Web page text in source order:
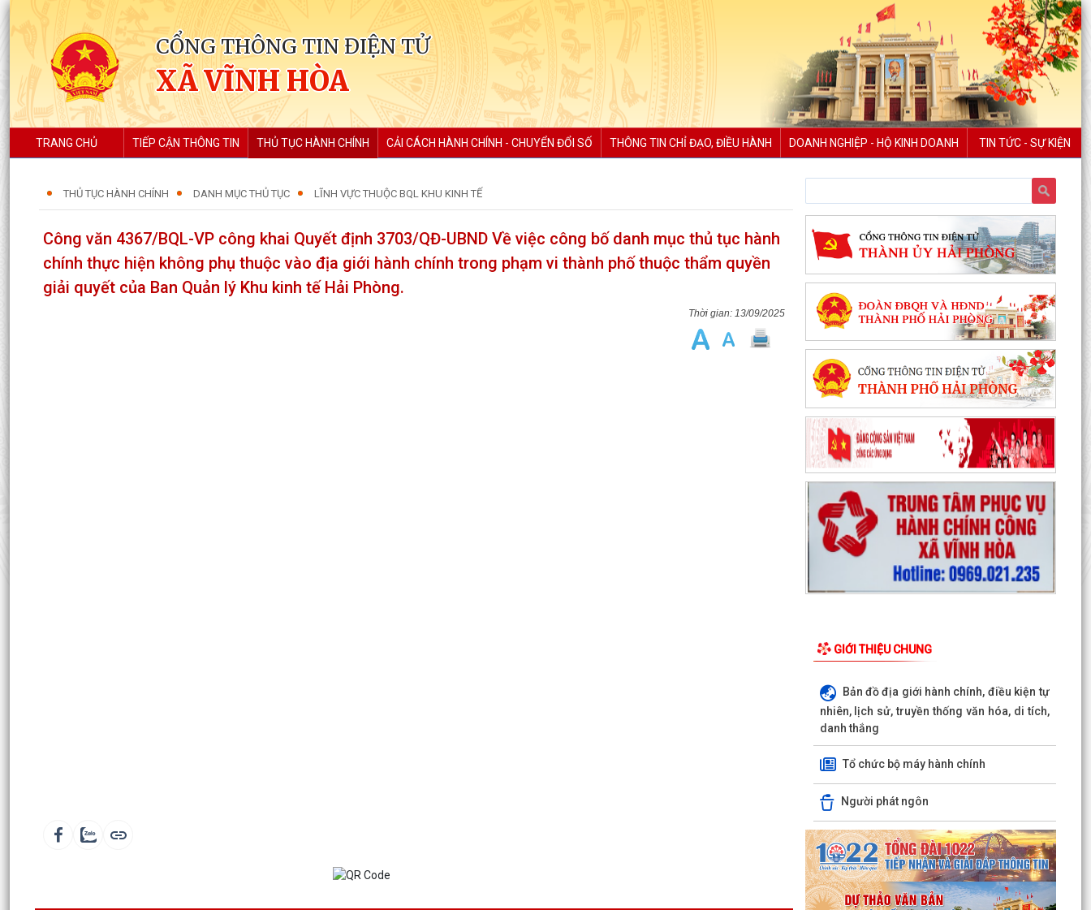
CỔNG THÔNG TIN ĐIỆN TỬ
XÃ VĨNH HÒA
TRANG CHỦ TIẾP CẬN THÔNG TIN THỦ TỤC HÀNH CHÍNH CẢI CÁCH HÀNH CHÍNH - CHUYỂN ĐỔI SỐ THÔNG TIN CHỈ ĐẠO, ĐIỀU HÀNH DOANH NGHIỆP - HỘ KINH DOANH TIN TỨC - SỰ KIỆN
THỦ TỤC HÀNH CHÍNH DANH MỤC THỦ TỤC LĨNH VỰC THUỘC BQL KHU KINH TẾ
Công văn 4367/BQL-VP công khai Quyết định 3703/QĐ-UBND Về việc công bố danh mục thủ tục hành
chính thực hiện không phụ thuộc vào địa giới hành chính trong phạm vi thành phố thuộc thẩm quyền
giải quyết của Ban Quản lý Khu kinh tế Hải Phòng.
13/09/2025
GIỚI THIỆU CHUNG
Bản đồ địa giới hành chính, điều kiện tự
nhiên, lịch sử, truyền thống văn hóa, di tích,
danh thắng
Tổ chức bộ máy hành chính
Người phát ngôn